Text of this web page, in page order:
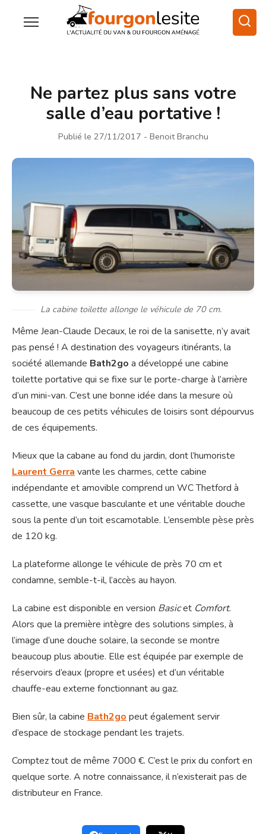
Ne partez plus sans votre
salle d’eau portative !
Publié le 27/11/2017 - Benoit Branchu
La cabine toilette allonge le véhicule de 70 cm.
Même Jean-Claude Decaux, le roi de la sanisette, n’y avait
pas pensé ! A destination des voyageurs itinérants, la
société allemande Bath2go a développé une cabine
toilette portative qui se fixe sur le porte-charge à l’arrière
d’un mini-van. C’est une bonne idée dans la mesure où
beaucoup de ces petits véhicules de loisirs sont dépourvus
de ces équipements.
Mieux que la cabane au fond du jardin, dont l’humoriste
Laurent Gerravante les charmes, cette cabine
indépendante et amovible comprend un WC Thetford à
cassette, une vasque basculante et une véritable douche
sous la pente d’un toit escamotable. L’ensemble pèse près
de 120 kg.
La plateforme allonge le véhicule de près 70 cm et
condamne, semble-t-il, l’accès au hayon.
La cabine est disponible en version Basicet Comfort.
Alors que la première intègre des solutions simples, à
l’image d’une douche solaire, la seconde se montre
beaucoup plus aboutie. Elle est équipée par exemple de
réservoirs d’eaux (propre et usées) et d’un véritable
chauffe-eau externe fonctionnant au gaz.
Bien sûr, la cabine Bath2gopeut également servir
d’espace de stockage pendant les trajets.
Comptez tout de même 7000 €. C’est le prix du confort en
quelque sorte. A notre connaissance, il n’existerait pas de
distributeur en France.